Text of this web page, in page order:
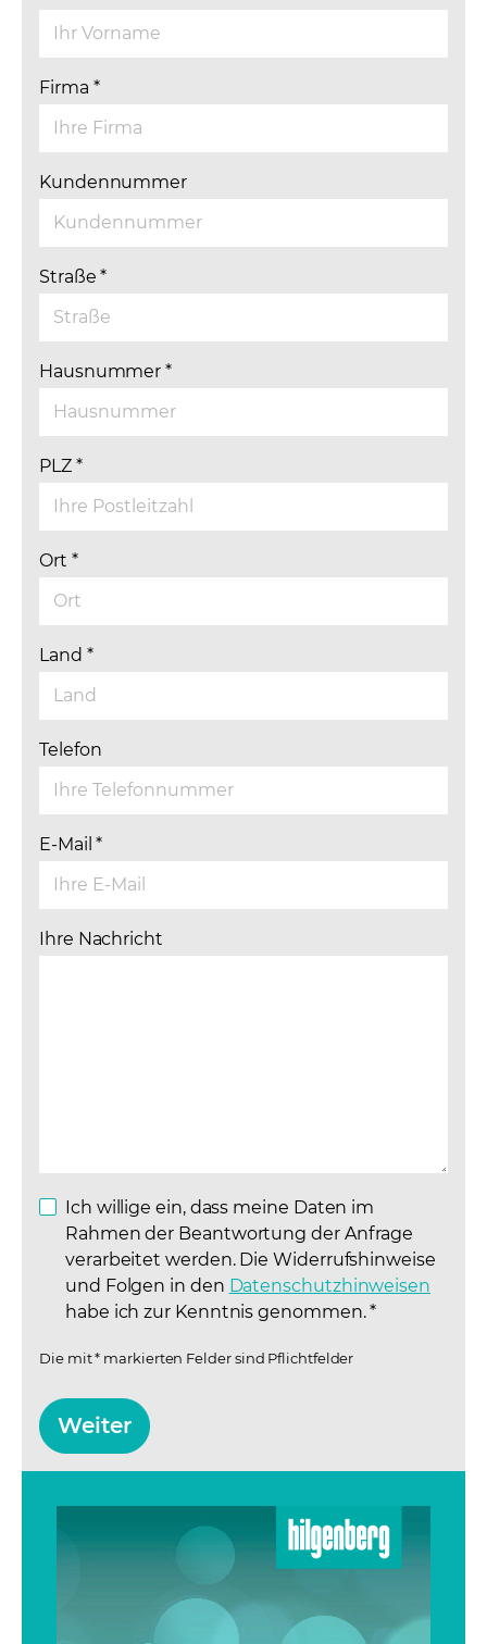
Firma *
Kundennummer
Straße*
Hausnummer*
PLZ *
Ort *
Land *
Telefon
E-Mail*
Ihre Nachricht
Ich willige ein, dass meine Daten im
Rahmen der Beantwortung der Anfrage
verarbeitet werden. Die Widerrufshinweise
und Folgen in den Datenschutzhinweisen
habe ich zur Kenntnis genommen.*
Die mit * markierten Felder sind Pflichtfelder
Weiter